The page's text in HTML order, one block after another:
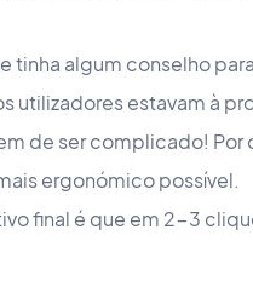
tinha algum conselho
utilizadores estavam à
de ser complicado! Por
ergonómico possível.
final é que em 2-3